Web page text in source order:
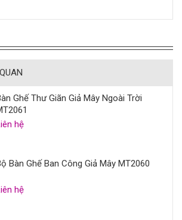
Ghế Thư Giãn Giả Mây Ngoài Trời
hệ
Bàn Ghế Ban Công Giả Mây MT2060
hệ